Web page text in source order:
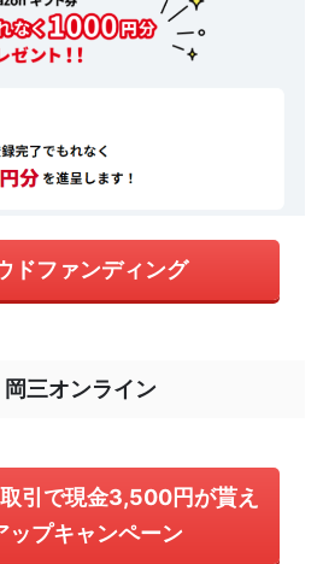
ドファンディング
岡三オンライン
引で現金3,500円が貰え
ップキャンペーン